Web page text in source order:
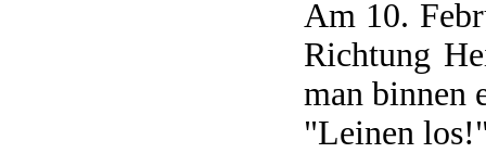
Am 10.
Richtung
man binnen
"Leinen